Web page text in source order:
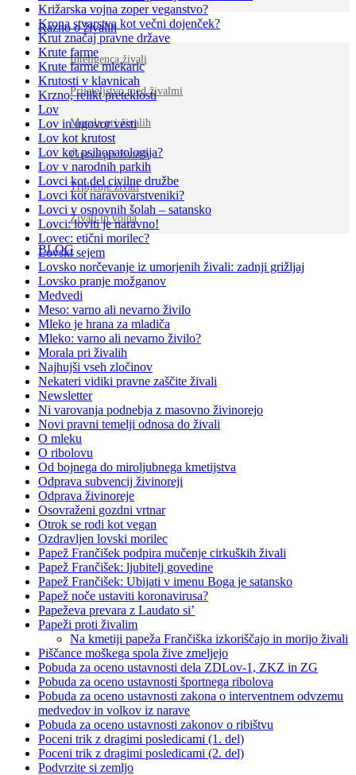
Razno o živalih
Inteligenca živali
Prijateljstvo med živalmi
Morala pri živalih
Čustva pri živalih
Trpljenje živali
Živali in vojna
BLOG
Križarska vojna zoper veganstvo?
Krona stvarstva kot večni dojenček?
Krut značaj pravne države
Krute farme
Krute farme mlekaric
Krutosti v klavnicah
Krzno, relikt preteklosti
Lov
Lov in ugovor vesti
Lov kot krutost
Lov kot psihopatologija?
Lov v narodnih parkih
Lovci kot del civilne družbe
Lovci kot naravovarstveniki?
Lovci v osnovnih šolah – satansko
Lovci: loviti je naravno!
Lovec: etični morilec?
Lovski sejem
Lovsko norčevanje iz umorjenih živali: zadnji grižljaj
Lovsko pranje možganov
Medvedi
Meso: varno ali nevarno živilo
Mleko je hrana za mladiča
Mleko: varno ali nevarno živilo?
Morala pri živalih
Najhujši vseh zločinov
Nekateri vidiki pravne zaščite živali
Newsletter
Ni varovanja podnebja z masovno živinorejo
Novi pravni temelji odnosa do živali
O mleku
O ribolovu
Od bojnega do miroljubnega kmetijstva
Odprava subvencij živinoreji
Odprava živinoreje
Osovraženi gozdni vrtnar
Otrok se rodi kot vegan
Ozdravljen lovski morilec
Papež Frančišek podpira mučenje cirkuških živali
Papež Frančišek: ljubitelj govedine
Papež Frančišek: Ubijati v imenu Boga je satansko
Papež noče ustaviti koronavirusa?
Papeževa prevara z Laudato si’
Papeži proti živalim
Na kmetiji papeža Frančiška izkoriščajo in morijo živali
Piščance moškega spola žive zmeljejo
Pobuda za oceno ustavnosti dela ZDLov-1, ZKZ in ZG
Pobuda za oceno ustavnosti športnega ribolova
Pobuda za oceno ustavnosti zakona o interventnem odvzemu
medvedov in volkov iz narave
Pobuda za oceno ustavnosti zakonov o ribištvu
Poceni trik z dragimi posledicami (1. del)
Poceni trik z dragimi posledicami (2. del)
Podvrzite si zemljo